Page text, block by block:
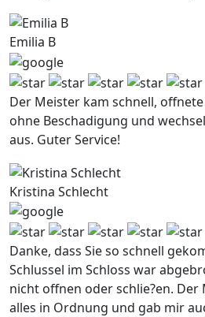
Emilia B
Der Meister kam schnell,
ohne Beschadigung und
aus. Guter Service!
Kristina Schlecht
Danke, dass Sie so schnell
Schlussel im Schloss war
nicht offnen oder schlie?en.
alles in Ordnung und gab mir